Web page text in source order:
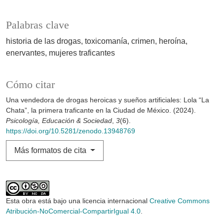
Palabras clave
historia de las drogas toxicomanía crimen
heroína
enervantes mujeres traficantes
Cómo citar
Una vendedora de drogas heroicas y sueños artificiales: Lola “La
Chata”, la primera traficante en la Ciudad de México. (2024).
Psicología, Educación & Sociedad, 3(6).
https://doi.org/10.5281/zenodo.13948769
Más formatos de cita
Esta obra está bajo una licencia internacional Creative Commons
Atribución-NoComercial-CompartirIgual 4.0.